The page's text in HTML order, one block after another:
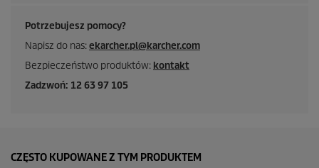
Potrzebujesz pomocy?
Napisz do nas:ekarcher.pl@karcher.com
Bezpieczeństwo produktów: kontakt
Zadzwoń: 12 63 97 105
CZĘSTO KUPOWANE Z TYM PRODUKTEM